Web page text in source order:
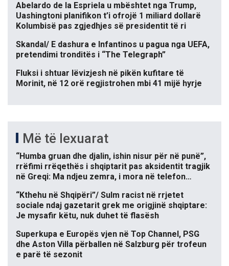
Abelardo de la Espriela u mbështet nga Trump,
Uashingtoni planifikon t’i ofrojë 1 miliard dollarë
Kolumbisë pas zgjedhjes së presidentit të ri
Skandal/ E dashura e Infantinos u pagua nga UEFA,
pretendimi tronditës i “The Telegraph”
Fluksi i shtuar lëvizjesh në pikën kufitare të
Morinit, në 12 orë regjistrohen mbi 41 mijë hyrje
Më të lexuarat
“Humba gruan dhe djalin, ishin nisur për në punë”,
rrëfimi rrëqethës i shqiptarit pas aksidentit tragjik
në Greqi: Ma ndjeu zemra, i mora në telefon…
“Kthehu në Shqipëri”/ Sulm racist në rrjetet
sociale ndaj gazetarit grek me origjinë shqiptare:
Je mysafir këtu, nuk duhet të flasësh
Superkupa e Europës vjen në Top Channel, PSG
dhe Aston Villa përballen në Salzburg për trofeun
e parë të sezonit